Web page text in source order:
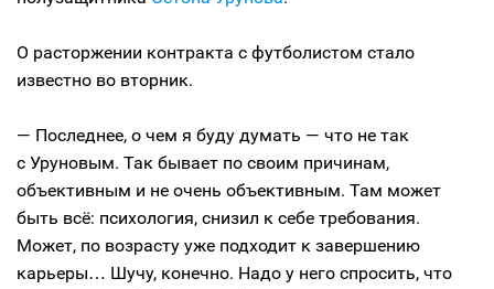
О расторжении контракта с футболистом стало
известно во вторник.
— Последнее, о чем я буду думать — что не так
с Уруновым. Так бывает по своим причинам,
объективным и не очень объективным. Там может
быть всё: психология, снизил к себе требования.
Может, по возрасту уже подходит к завершению
карьеры… Шучу, конечно. Надо у него спросить, что